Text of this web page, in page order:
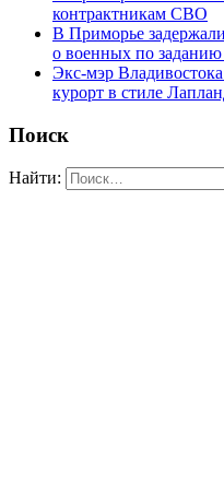
контрактникам СВО
В Приморье
о военных по заданию
Экс-мэр
курорт в стиле
Поиск
Найти: